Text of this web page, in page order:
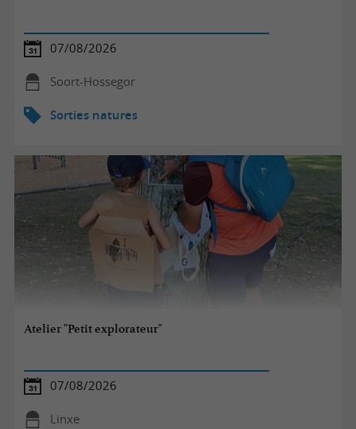
07/08/2026
Soort-Hossegor
Sorties natures
Atelier "Petit explorateur"
07/08/2026
Linxe